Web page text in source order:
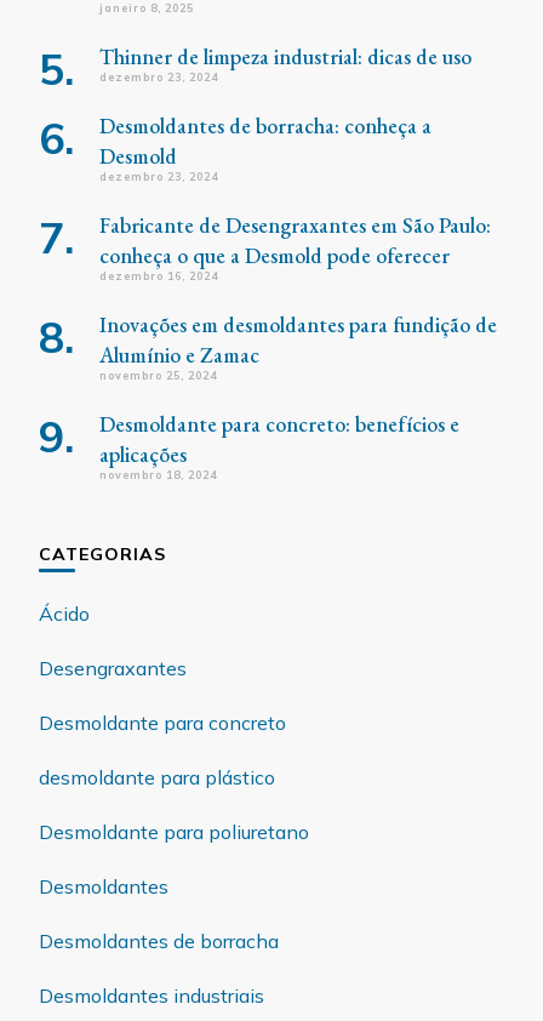
janeiro 8, 2025
Thinner de limpeza industrial: dicas de uso
dezembro 23, 2024
Desmoldantes de borracha: conheça a
Desmold
dezembro 23, 2024
Fabricante de Desengraxantes em São Paulo:
conheça o que a Desmold pode oferecer
dezembro 16, 2024
Inovações em desmoldantes para fundição de
Alumínio e Zamac
novembro 25, 2024
Desmoldante para concreto: benefícios e
aplicações
novembro 18, 2024
CATEGORIAS
Ácido
Desengraxantes
Desmoldante para concreto
desmoldante para plástico
Desmoldante para poliuretano
Desmoldantes
Desmoldantes de borracha
Desmoldantes industriais